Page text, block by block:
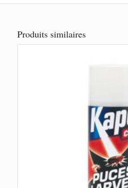
Produits similaires